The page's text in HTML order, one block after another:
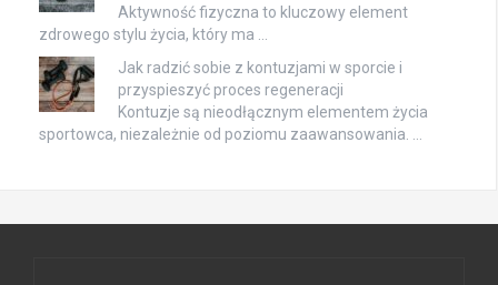
Aktywność fizyczna to kluczowy element
zdrowego stylu życia, który ma …
Jak radzić sobie z kontuzjami w sporcie i
przyspieszyć proces regeneracji
Kontuzje są nieodłącznym elementem życia
sportowca, niezależnie od poziomu zaawansowania. …